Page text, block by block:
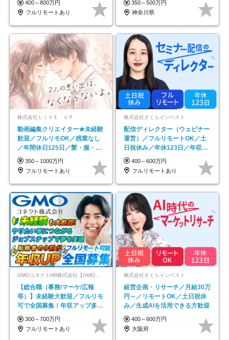
400～800万円
フルリモートあり
350～500万円
神奈川県
株式会社ＬＩＶＥ ＵＰ
動画編集クリエイター★未経験
歓迎／フルリモOK／残業なし
／年間休日125日／髪・服・ネ
イル自由／研修充実で安心
350～1000万円
フルリモートあり
株式会社さくらインベスト
配信ディレクター（ウェビナー
運営）／フルリモートOK／土
日祝休み／年休123日／年収
600万円可
400～600万円
フルリモートあり
GMOコネクトHR株式会社【GMOインターネットグループ】
【総合職（事務/マーケ/広報
等）】未経験大歓迎／フルリモ
可で全国募集！年収アップ多数
★年休最大130日★
300～700万円
フルリモートあり
株式会社さくらインベスト
経営企画・リサーチ／月給30万
円～／リモートOK／土日祝休
み／生成AIを活用できる方歓迎
400～600万円
大阪府